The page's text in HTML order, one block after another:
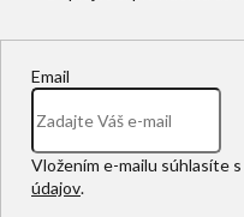
Email
Vložením e-mailu súhlasíte s
údajov.